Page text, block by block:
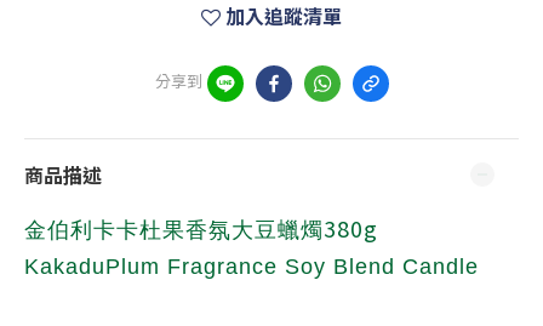
加入追蹤清單
分享到
商品描述
金伯利卡卡杜果香氛大豆蠟燭380g
KakaduPlum Fragrance Soy Blend Candle